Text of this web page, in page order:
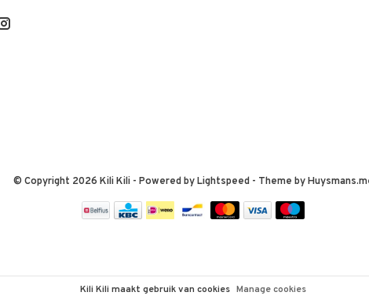
© Copyright 2026 Kili Kili - Powered byLightspeed- Theme by
Kili Kili maakt gebruik van cookies Manage cookies